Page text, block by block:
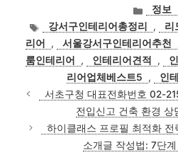
카
테
고
리
정보
태
그
강서구인테리어총정리 , 리
리어
, 서울강서구인테리어추천
룸인테리어
, 인테리어견적 ,
리어업체베스트5
,
인
서초구청 대표전화번호 02-
전입신고 건축 환경 상
하이클래스 프로필 최적화
소개글 작성법: 7단